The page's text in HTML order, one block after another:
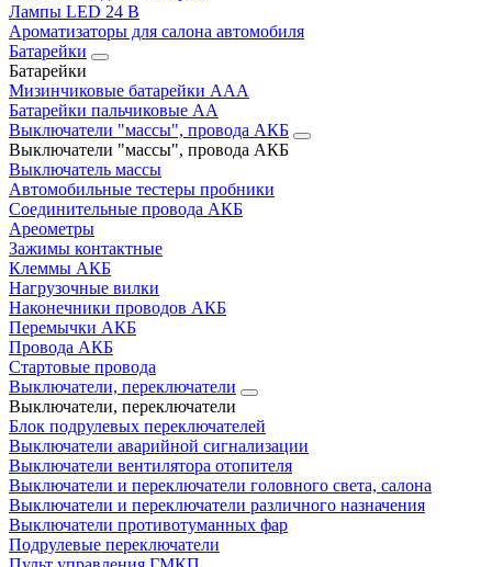
Лампы LED 24 B
Ароматизаторы для салона автомобиля
Батарейки
Батарейки
Мизинчиковые батарейки AAA
Батарейки пальчиковые АА
Выключатели "массы", провода АКБ
Выключатели "массы", провода АКБ
Выключатель массы
Автомобильные тестеры пробники
Соединительные провода АКБ
Ареометры
Зажимы контактные
Клеммы АКБ
Нагрузочные вилки
Наконечники проводов АКБ
Перемычки АКБ
Провода АКБ
Стартовые провода
Выключатели, переключатели
Выключатели, переключатели
Блок подрулевых переключателей
Выключатели аварийной сигнализации
Выключатели вентилятора отопителя
Выключатели и переключатели головного света, салона
Выключатели и переключатели различного назначения
Выключатели противотуманных фар
Подрулевые переключатели